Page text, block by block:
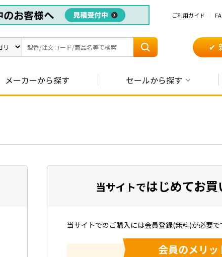
ご利用ガイド
✔
メーカーから探す セールから探す
当サイトではじめてお
当サイトでのご購入には会員登録(無料)が必要で
会員のメリッ